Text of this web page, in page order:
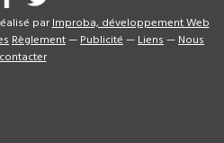
parImproba, développement Web
Règlement—Publicité—Liens—Nous